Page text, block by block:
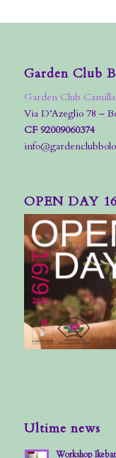
Garden Club
Garden Club
Via D’Azeglio 78 –
CF 92009060374
OPEN DAY
Ultime news
Workshop